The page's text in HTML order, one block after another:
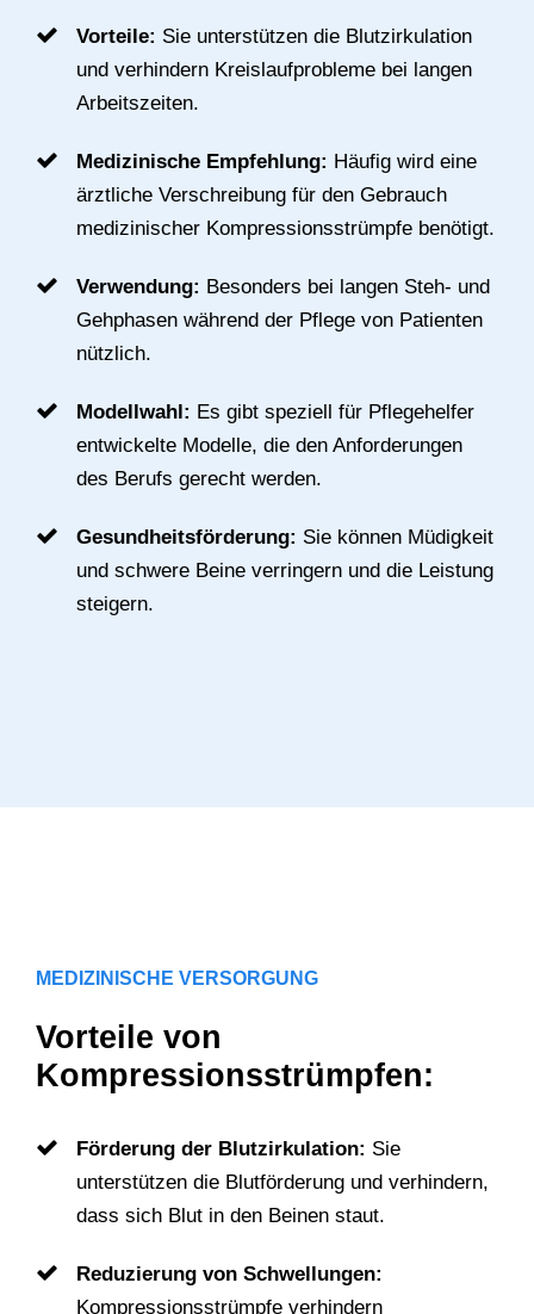
Vorteile: Sie unterstützen die Blutzirkulation
und verhindern Kreislaufprobleme bei langen
Arbeitszeiten.
Medizinische Empfehlung: Häufig wird eine
ärztliche Verschreibung für den Gebrauch
medizinischer Kompressionsstrümpfe benötigt.
Verwendung: Besonders bei langen Steh- und
Gehphasen während der Pflege von Patienten
nützlich.
Modellwahl: Es gibt speziell für Pflegehelfer
entwickelte Modelle, die den Anforderungen
des Berufs gerecht werden.
Gesundheitsförderung: Sie können Müdigkeit
und schwere Beine verringern und die Leistung
steigern.
MEDIZINISCHE VERSORGUNG
Vorteile von
Kompressionsstrümpfen:
Förderung der Blutzirkulation: Sie
unterstützen die Blutförderung und verhindern,
dass sich Blut in den Beinen staut.
Reduzierung von Schwellungen:
Kompressionsstrümpfe verhindern